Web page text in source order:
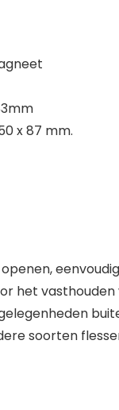
x 87 mm.
het vasthouden
soorten